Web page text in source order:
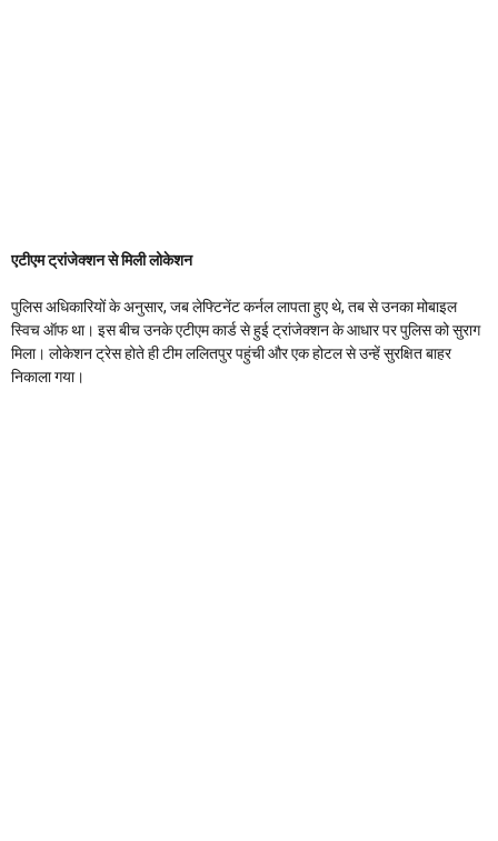
एटीएम ट्रांजेक्शन से मिली लोकेशन
पुलिस अधिकारियों के अनुसार, जब लेफ्टिनेंट कर्नल लापता हुए थे, तब से उनका मोबाइल
स्विच ऑफ था। इस बीच उनके एटीएम कार्ड से हुई ट्रांजेक्शन के आधार पर पुलिस को सुराग
मिला। लोकेशन ट्रेस होते ही टीम ललितपुर पहुंची और एक होटल से उन्हें सुरक्षित बाहर
निकाला गया।